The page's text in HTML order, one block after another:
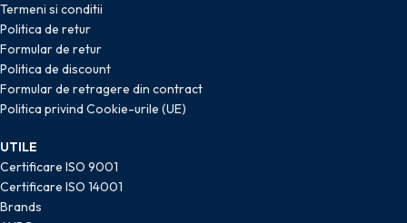
Termeni si conditii
Politica de retur
Formular de retur
Politica de discount
Formular de retragere din contract
Politica privind Cookie-urile (UE)
UTILE
Certificare ISO 9001
Certificare ISO 14001
Brands